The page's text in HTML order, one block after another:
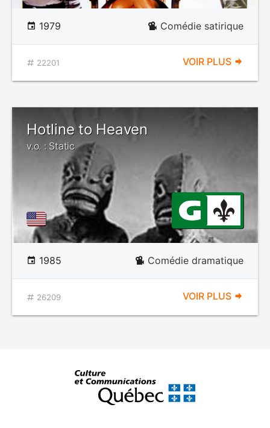
1979 Comédie satirique
22201 VOIR PLUS
Hotline to Heaven
v.o. : Static
1985 Comédie dramatique
26209 VOIR PLUS